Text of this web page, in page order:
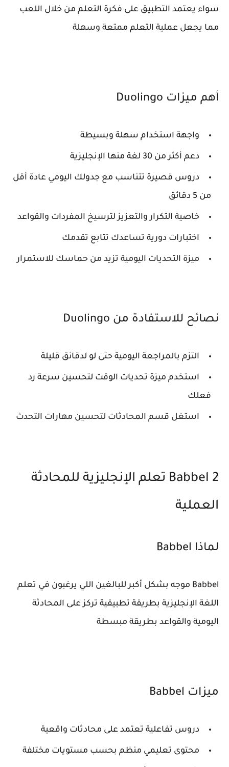
سواء يعتمد التطبيق على فكرة التعلم من خلال اللعب
مما يجعل عملية التعلم ممتعة وسهلة
أهم ميزات Duolingo
واجهة استخدام سهلة وبسيطة
دعم أكثر من 30 لغة منها الإنجليزية
دروس قصيرة تتناسب مع جدولك اليومي عادة أقل
من 5 دقائق
خاصية التكرار والتعزيز لترسيخ المفردات والقواعد
اختبارات دورية تساعدك تتابع تقدمك
ميزة التحديات اليومية تزيد من حماسك للاستمرار
نصائح للاستفادة من Duolingo
التزم بالمراجعة اليومية حتى لو لدقائق قليلة
استخدم ميزة تحديات الوقت لتحسين سرعة رد
فعلك
استغل قسم المحادثات لتحسين مهارات التحدث
2 Babbel تعلم الإنجليزية للمحادثة
العملية
لماذا Babbel
Babbel موجه بشكل أكبر للبالغين اللي يرغبون في تعلم
اللغة الإنجليزية بطريقة تطبيقية تركز على المحادثة
اليومية والقواعد بطريقة مبسطة
ميزات Babbel
دروس تفاعلية تعتمد على محادثات واقعية
محتوى تعليمي منظم بحسب مستويات مختلفة